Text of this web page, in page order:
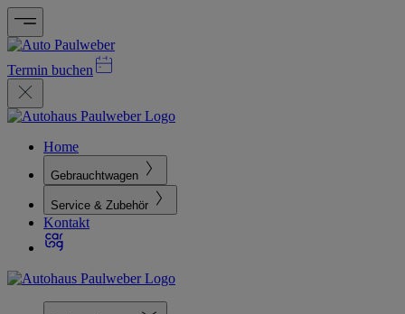
Termin buchen
Home
Gebrauchtwagen
Service & Zubehör
Kontakt